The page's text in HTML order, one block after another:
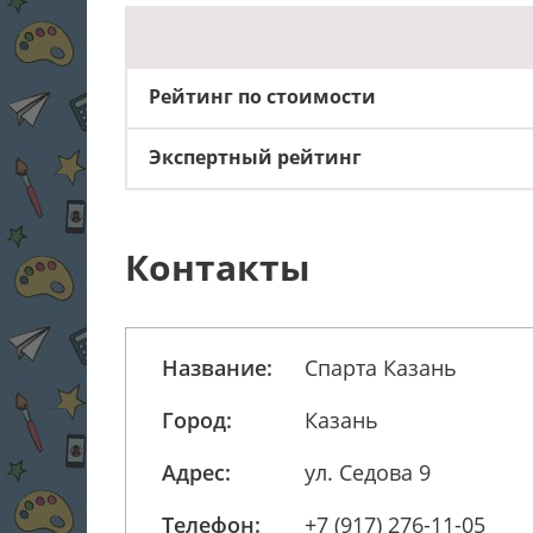
Рейтинг по стоимости
Экспертный рейтинг
Контакты
Название:
Спарта Казань
Город:
Казань
Адрес:
ул. Седова 9
Телефон:
+7 (917) 276-11-05